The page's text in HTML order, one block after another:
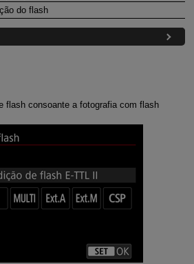
do flash
flash consoante a fotografia com flash